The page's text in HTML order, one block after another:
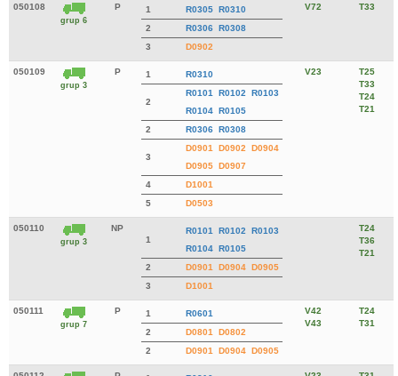
050108
grup 6
P 1 R0305 R0310
2
R0306
R0308
3
D0902
V72 T33
050109
grup 3
P 1 R0310
2
R0101 R0102
R0103
R0104 R0105
2
R0306 R0308
3
D0901 D0902
D0904
D0905 D0907
4
D1001
5
D0503
V23
T25
T33
T24
T21
050110
grup 3
NP
1
R0101 R0102
R0103
R0104 R0105
2
D0901 D0904 D0905
3
D1001
T24
T36
T21
050111
grup 7
P 1
R0601
2
D0801
D0802
2
D0901 D0904 D0905
V42
V43
T24
T31